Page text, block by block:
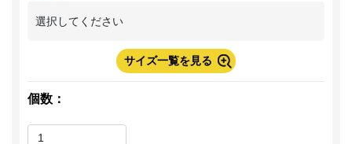
サイズ一覧を見る
個数：